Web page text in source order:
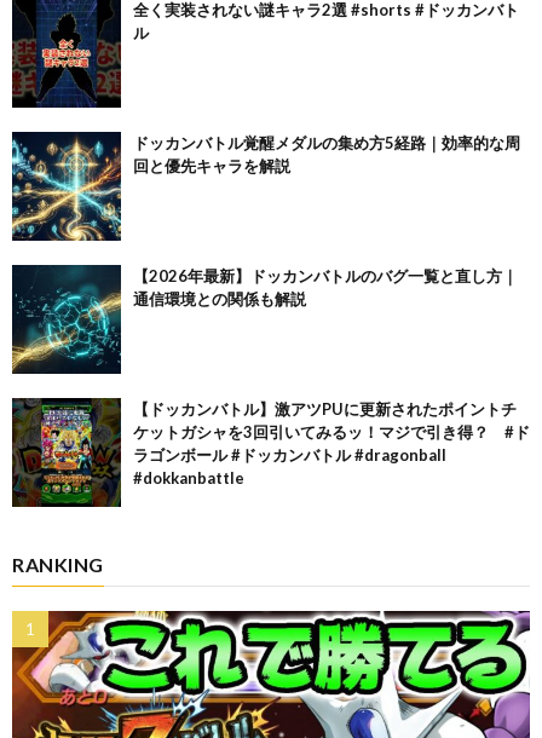
全く実装されない謎キャラ2選 #shorts #ドッカンバト
ル
ドッカンバトル覚醒メダルの集め方5経路｜効率的な周
回と優先キャラを解説
【2026年最新】ドッカンバトルのバグ一覧と直し方｜
通信環境との関係も解説
【ドッカンバトル】激アツPUに更新されたポイントチ
ケットガシャを3回引いてみるッ！マジで引き得？ #ド
ラゴンボール #ドッカンバトル #dragonball
#dokkanbattle
RANKING